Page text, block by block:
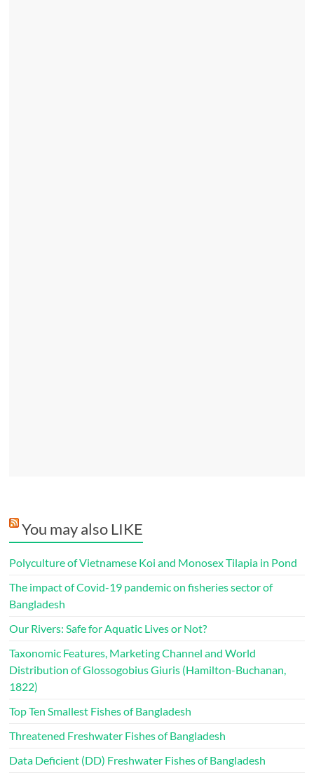
You may also LIKE
Polyculture of Vietnamese Koi and Monosex Tilapia in Pond
The impact of Covid-19 pandemic on fisheries sector of
Bangladesh
Our Rivers: Safe for Aquatic Lives or Not?
Taxonomic Features, Marketing Channel and World
Distribution of Glossogobius Giuris (Hamilton-Buchanan,
1822)
Top Ten Smallest Fishes of Bangladesh
Threatened Freshwater Fishes of Bangladesh
Data Deficient (DD) Freshwater Fishes of Bangladesh